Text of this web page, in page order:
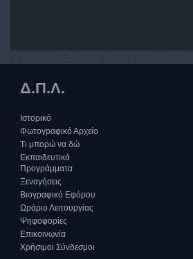
Δ.Π.Λ.
Ιστορικό
Φωτογραφικό Αρχείο
Τι μπορώ να δώ
Εκπαιδευτικά
Προγράμματα
Ξεναγήσεις
Βιογραφικό Εφόρου
Ωράριο Λειτουργίας
Ψηφοφορίες
Επικοινωνία
Χρήσιμοι Σύνδεσμοι